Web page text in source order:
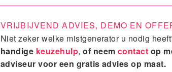
VRIJBIJVEND ADVIES, DEMO EN
Niet zeker welke mistgenerator u nodig
handige keuzehulp,of neem contact op
adviseur voor een gratis advies op maat.